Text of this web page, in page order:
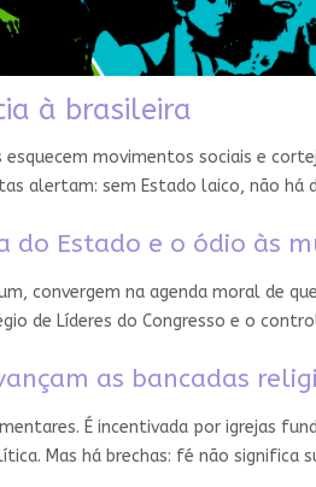
à brasileira
movimentos sociais e
alertam: sem Estado laico, não há
do Estado e o ódio às
convergem na agenda moral de
de Líderes do Congresso e o
as bancadas
É incentivada por igrejas
Mas há brechas: fé não significa